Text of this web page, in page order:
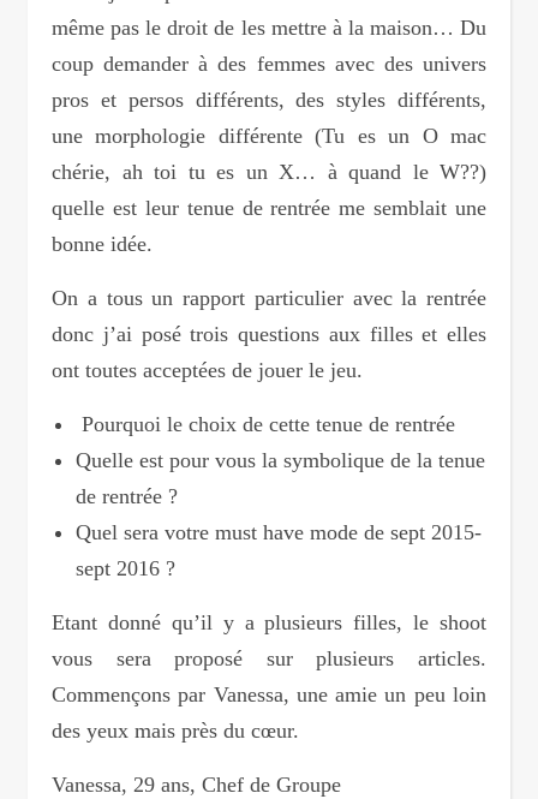
même pas le droit de les mettre à la maison… Du
coup demander à des femmes avec des univers
pros et persos différents, des styles différents,
une morphologie différente (Tu es un O mac
chérie, ah toi tu es un X… à quand le W??)
quelle est leur tenuederentrée me semblait une
bonne idée.
On a tous un rapport particulier avec la rentrée
donc j’ai posé trois questions aux filles et elles
ont toutes acceptées de jouer le jeu.
Pourquoi le choix de cette tenue de rentrée
Quelle est pour vous la symbolique de la tenue
de rentrée ?
Quel sera votre must have mode de sept 2015-
sept 2016 ?
Etant donné qu’il y a plusieurs filles, le shoot
vous sera proposé sur plusieurs articles.
Commençons par Vanessa, une amie un peu loin
des yeux mais près du cœur.
Vanessa, 29 ans, Chef de Groupe